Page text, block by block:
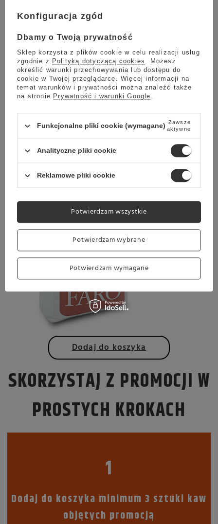
Dodaj do koszyka
106.99 zł
64,99 zł
Oszczędzasz
Dodaj do koszyka
SKORZYSTAJ Z PROMOCJI W
PROSTYCH KROKACH
1
Dodaj do koszyka minimum 3 sztuki kaw
objętych promocją
Konfiguracja zgód
Dbamy o Twoją prywatność
Sklep korzysta z plików cookie w celu realizacji usług
zgodnie z Polityką dotyczącą cookies . Możesz
określić warunki przechowywania lub dostępu do
cookie w Twojej przeglądarce. Więcej informacji na
temat warunków i prywatności można znaleźć także
na stronie Prywatność i warunki Google .
Funkcjonalne pliki cookie (wymagane) Zawsze
aktywne
Analityczne pliki cookie
Reklamowe pliki cookie
Potwierdzam wybrane
Potwierdzam wymagane
Potwierdzam wszystkie